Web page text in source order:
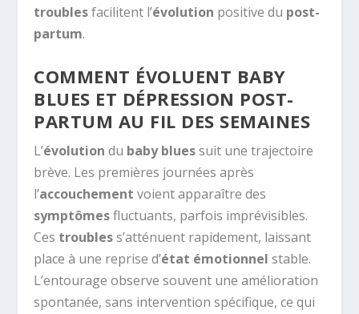
troublesfacilitent l’évolution positive du post-
partum.
COMMENT ÉVOLUENT BABY
BLUES ET DÉPRESSION POST-
PARTUM AU FIL DES SEMAINES
L’évolution du baby bluessuit une trajectoire
brève. Les premières journées après
l’accouchement voient apparaître des
symptômesfluctuants, parfois imprévisibles.
Ces troubless’atténuent rapidement, laissant
place à une reprise d’état émotionnel stable.
L’entourage observe souvent une amélioration
spontanée, sans intervention spécifique, ce qui